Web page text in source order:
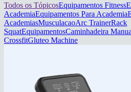
Todos os TópicosEquipamentos Fitness
AcademiaEquipamentos Para Academia
AcademiasMusculacaoArc TrainerRack
SquatEquipamentosCaminhadeira
CrossfitGluteo Machine